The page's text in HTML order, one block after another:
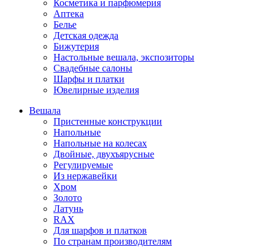
Косметика и парфюмерия
Аптека
Белье
Детская одежда
Бижутерия
Настольные вешала, экспозиторы
Свадебные салоны
Шарфы и платки
Ювелирные изделия
Вешала
Пристенные конструкции
Напольные
Напольные на колесах
Двойные, двухъярусные
Регулируемые
Из нержавейки
Хром
Золото
Латунь
RAX
Для шарфов и платков
По странам производителям